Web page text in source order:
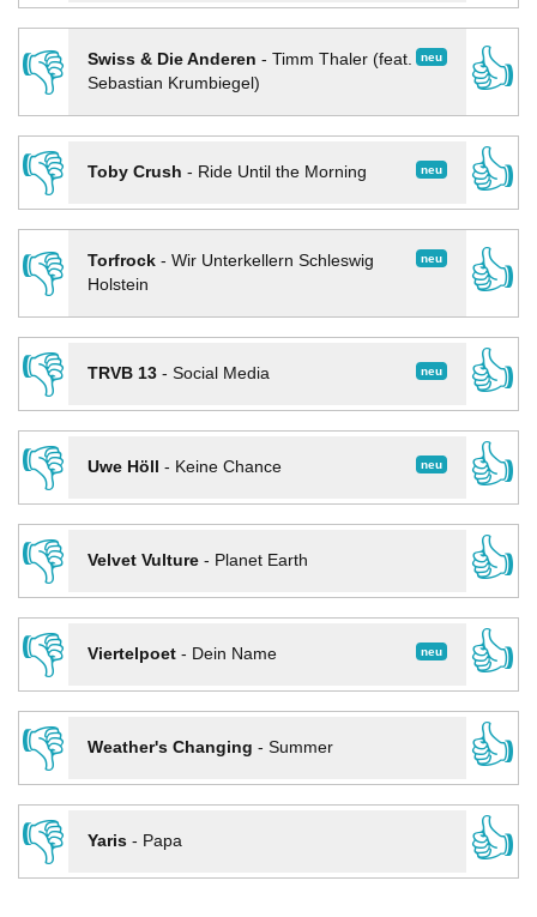
👎
neu
Swiss & Die Anderen - Timm Thaler (feat.
Sebastian Krumbiegel)
👍
👎
neu
Toby Crush - Ride Until the Morning
👍
👎
neu
Torfrock- Wir Unterkellern Schleswig
Holstein
👍
👎
neu
TRVB 13- Social Media
👍
👎
neu
Uwe Höll - Keine Chance
👍
👎
Velvet Vulture- Planet Earth
👍
👎
neu
Viertelpoet- Dein Name
👍
👎
Weather's Changing - Summer
👍
👎
Yaris- Papa 👍